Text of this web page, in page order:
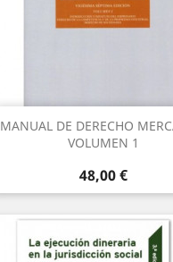
MANUAL DE DERECHO
VOLUMEN 1
Precio
48,00 €